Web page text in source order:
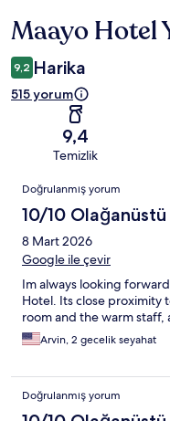
Yorumlar
Maayo Hotel
9,2 Harika
515 yorum
9,4
Temizlik
Yorumlar
Doğrulanmış yorum
10/10 Olağanüstü
8 Mart 2026
Google ile çevir
Im always looking
Hotel. Its close proximity
room and the warm staff,
Arvin, 2 gecelik seyahat
Doğrulanmış yorum